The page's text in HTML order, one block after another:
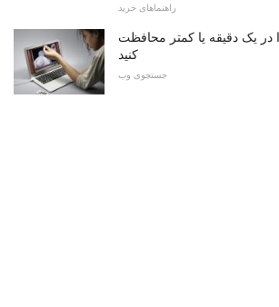
راهنماهای خرید
یک دقیقه یا کمتر محافظت
کنید
جستجوی وب